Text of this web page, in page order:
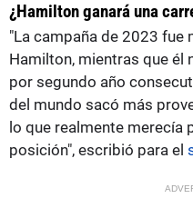
¿Hamilton ganará una
"La campaña de 2023 fue
Hamilton, mientras que él
por segundo año
del mundo sacó más
lo que realmente merecía
posición", escribió para el